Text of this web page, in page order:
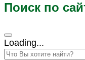
Поиск по
Loading...